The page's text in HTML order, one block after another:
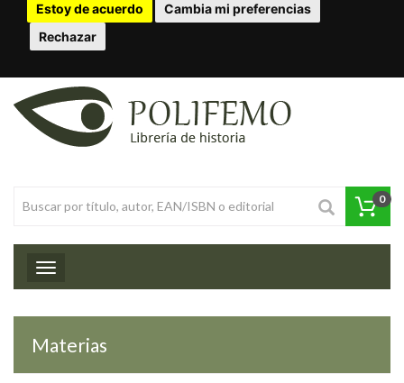
Estoy de acuerdo
Cambia mi preferencias
Rechazar
0
Toggle navigation
Materias